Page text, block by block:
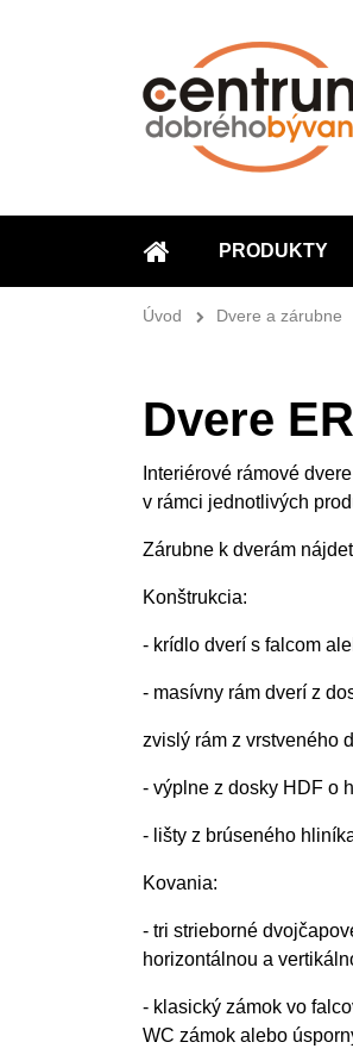
ÚVOD
PRODUKTY
Úvod Dvere a zárubne
Dvere
Interiérové rámové
v rámci jednotlivých
Zárubne k dverám
Konštrukcia:
- krídlo dverí s falcom
- masívny rám dverí z
zvislý rám z vrstveného
- výplne z dosky HDF o
- lišty z brúseného
Kovania:
- tri strieborné
horizontálnou a
- klasický zámok vo
WC zámok alebo